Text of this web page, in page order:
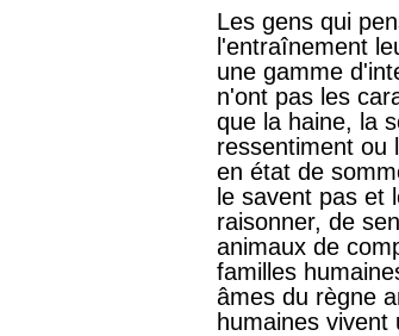
Les gens qui
l'entraînement
une gamme
n'ont pas les
que la haine, la
ressentiment ou
en état de
le savent pas et
raisonner, de
animaux de
familles
âmes du règne
humaines vivent